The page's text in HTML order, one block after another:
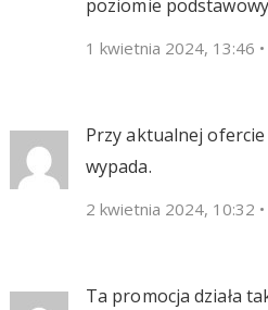
poziomie
1 kwietnia 2024, 13:46 •
Przy aktualnej
wypada.
2 kwietnia 2024, 10:32 •
Ta promocja działa